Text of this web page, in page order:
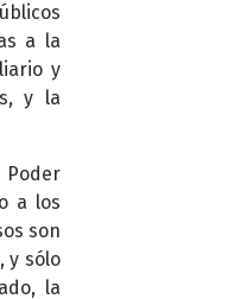
a la
y
y la
Poder
a los
son
y sólo
la